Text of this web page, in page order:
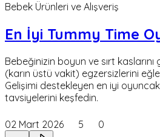
Bebek Ürünleri ve Alışveriş
En İyi Tummy Time
Bebeğinizin boyun ve sırt
(karın üstü vakit) egzersizlerini
Gelişimi destekleyen en iyi
tavsiyelerini keşfedin.
02 Mart 2026 5 0